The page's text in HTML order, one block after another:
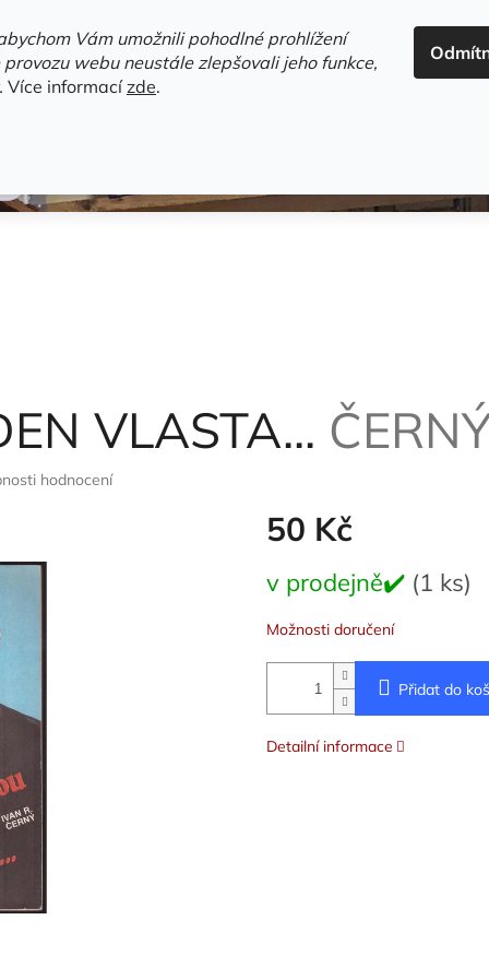
Vám umožnili pohodlné prohlížení
webu neustále zlepšovali jeho funkce,
Více informacízde.
HLEDAT
VLASTA...
hodnocení
50 Kč
cena:
v prodejně✔️ (1 ks)
Možnosti doručení
Přidat do
Detailní informace